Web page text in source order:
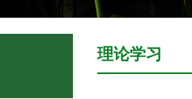
理论学习